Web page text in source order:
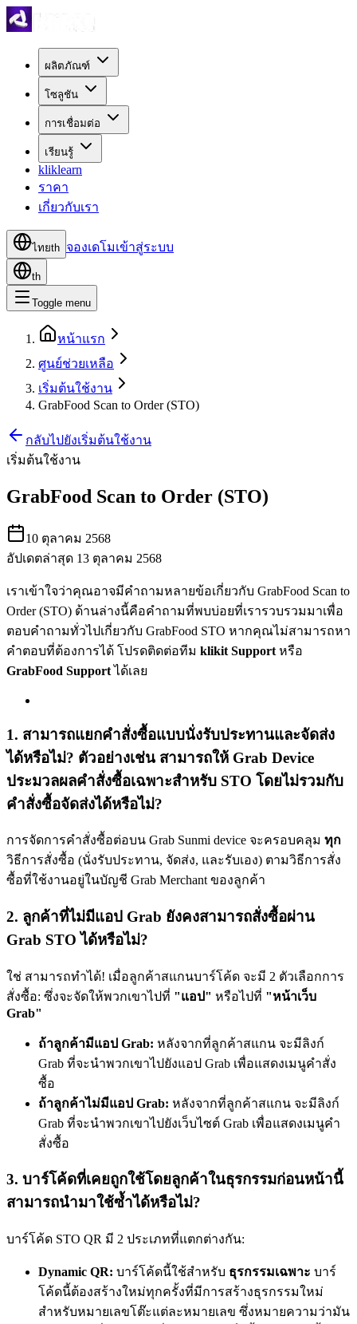
ผลิตภัณฑ์
โซลูชัน
การเชื่อมต่อ
เรียนรู้
kliklearn
ราคา
เกี่ยวกับเรา
ไทยth จองเดโมเข้าสู่ระบบ
th
Toggle menu
หน้าแรก
ศูนย์ช่วยเหลือ
เริ่มต้นใช้งาน
GrabFood Scan to Order (STO)
กลับไปยังเริ่มต้นใช้งาน
เริ่มต้นใช้งาน
GrabFood Scan to Order (STO)
10 ตุลาคม 2568
อัปเดตล่าสุด 13 ตุลาคม 2568
เราเข้าใจว่าคุณอาจมีคำถามหลายข้อเกี่ยวกับ GrabFood Scan to
Order (STO) ด้านล่างนี้คือคำถามที่พบบ่อยที่เรารวบรวมมาเพื่อ
ตอบคำถามทั่วไปเกี่ยวกับ GrabFood STO หากคุณไม่สามารถหา
คำตอบที่ต้องการได้ โปรดติดต่อทีม klikit Support หรือ
GrabFood Supportได้เลย
1. สามารถแยกคำสั่งซื้อแบบนั่งรับประทานและจัดส่ง
ได้หรือไม่? ตัวอย่างเช่น สามารถให้ Grab Device
ประมวลผลคำสั่งซื้อเฉพาะสำหรับ STO โดยไม่รวมกับ
คำสั่งซื้อจัดส่งได้หรือไม่?
การจัดการคำสั่งซื้อต่อบน Grab Sunmi device จะครอบคลุม ทุก
วิธีการสั่งซื้อ (นั่งรับประทาน, จัดส่ง, และรับเอง) ตามวิธีการสั่ง
ซื้อที่ใช้งานอยู่ในบัญชี Grab Merchant ของลูกค้า
2. ลูกค้าที่ไม่มีแอป Grab ยังคงสามารถสั่งซื้อผ่าน
Grab STO ได้หรือไม่?
ใช่ สามารถทำได้! เมื่อลูกค้าสแกนบาร์โค้ด จะมี 2 ตัวเลือกการ
สั่งซื้อ: ซึ่งจะจัดให้พวกเขาไปที่ "แอป" หรือไปที่ "หน้าเว็บ
Grab"
ถ้าลูกค้ามีแอป Grab: หลังจากที่ลูกค้าสแกน จะมีลิงก์
Grab ที่จะนำพวกเขาไปยังแอป Grab เพื่อแสดงเมนูคำสั่ง
ซื้อ
ถ้าลูกค้าไม่มีแอป Grab: หลังจากที่ลูกค้าสแกน จะมีลิงก์
Grab ที่จะนำพวกเขาไปยังเว็บไซต์ Grab เพื่อแสดงเมนูคำ
สั่งซื้อ
3. บาร์โค้ดที่เคยถูกใช้โดยลูกค้าในธุรกรรมก่อนหน้านี้
สามารถนำมาใช้ซ้ำได้หรือไม่?
บาร์โค้ด STO QR มี 2 ประเภทที่แตกต่างกัน:
Dynamic QR: บาร์โค้ดนี้ใช้สำหรับ ธุรกรรมเฉพาะ บาร์
โค้ดนี้ต้องสร้างใหม่ทุกครั้งที่มีการสร้างธุรกรรมใหม่
สำหรับหมายเลขโต๊ะแต่ละหมายเลข ซึ่งหมายความว่ามัน